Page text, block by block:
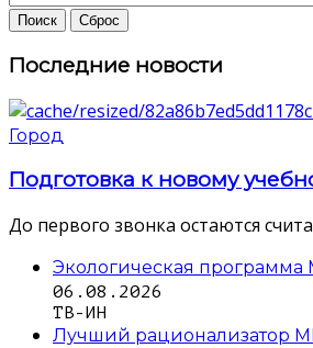
Последние новости
Город
Подготовка к новому
До первого звонка остаются
Экологическая
06.08.2026
ТВ-ИН
Лучший рационализатор